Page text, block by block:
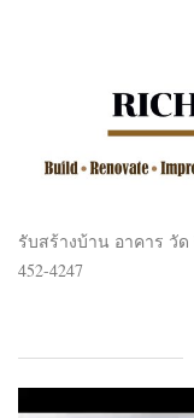
รับสร้างบ้าน อาคาร วัด
452-4247